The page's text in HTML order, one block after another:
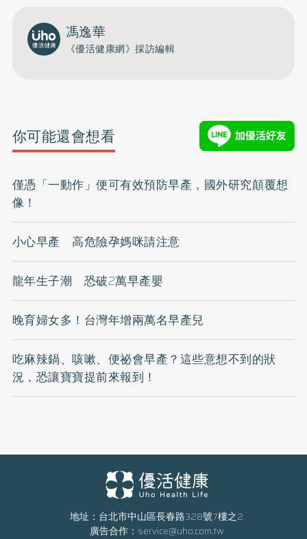
馮逸華
《優活健康網》採訪編輯
你可能還會想看
僅憑「一動作」便可有效預防早產，國外研究顛覆想
像！
小心早產 高危險孕媽咪請注意
龍年生子潮 恐破2萬早產嬰
晚育婦女多！台灣年增兩萬名早產兒
吃麻辣鍋、咳嗽、便祕會早產？這些意想不到的狀
況，恐讓寶寶提前來報到！
地址：台北市中山區長春路328號7樓之2
廣告合作： service@uho.com.tw